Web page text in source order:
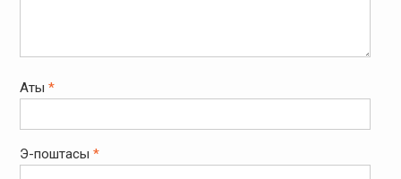
Аты *
Э-поштасы *